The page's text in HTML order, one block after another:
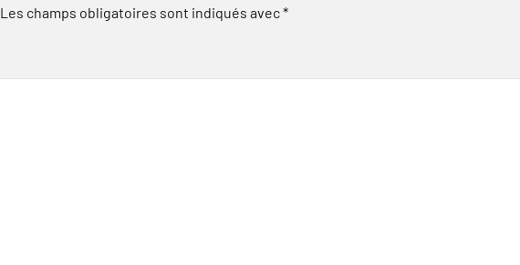
Les champs obligatoires sont indiqués avec*